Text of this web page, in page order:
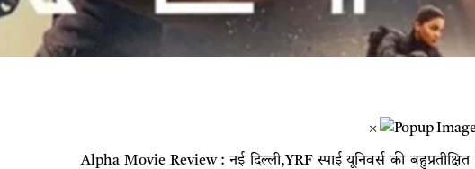
×
Alpha Movie Review : नई दिल्ली,YRF स्पाई यूनिवर्स की